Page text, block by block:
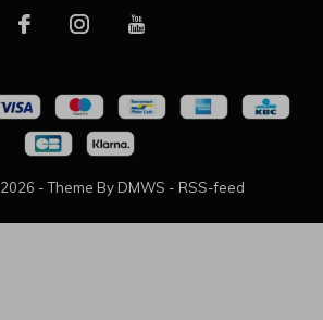
2026 - Theme By DMWS - RSS-feed